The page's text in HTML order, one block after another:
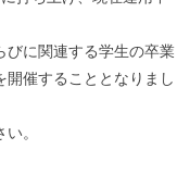
びに関連する学生の卒業
催することとなりまし
。